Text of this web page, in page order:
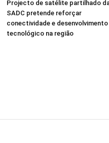
Projecto de satélite partilhado
SADC pretende reforçar
conectividade e desenvolvimento
tecnológico na região